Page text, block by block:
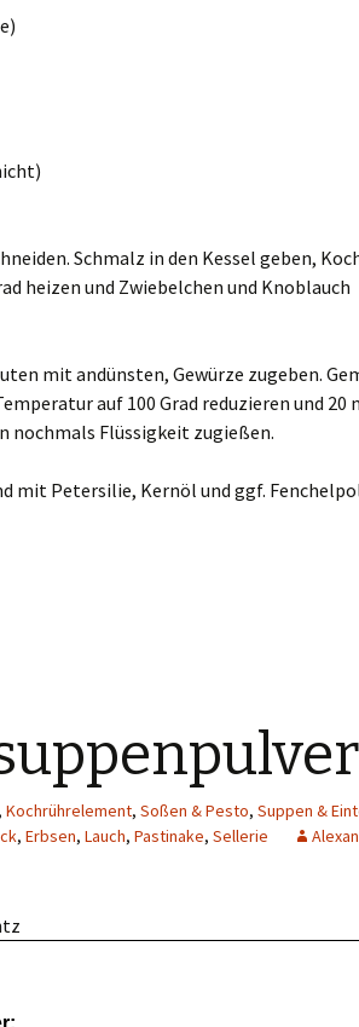
Schmalz in den Kessel geben,
heizen und Zwiebelchen und Knoblauch
mit andünsten, Gewürze zugeben.
auf 100 Grad reduzieren und 20
nochmals Flüssigkeit zugießen.
mit Petersilie, Kernöl und ggf.
Kochrührelement, Soßen & Pesto, Suppen &
, Erbsen, Lauch, Pastinake, Sellerie